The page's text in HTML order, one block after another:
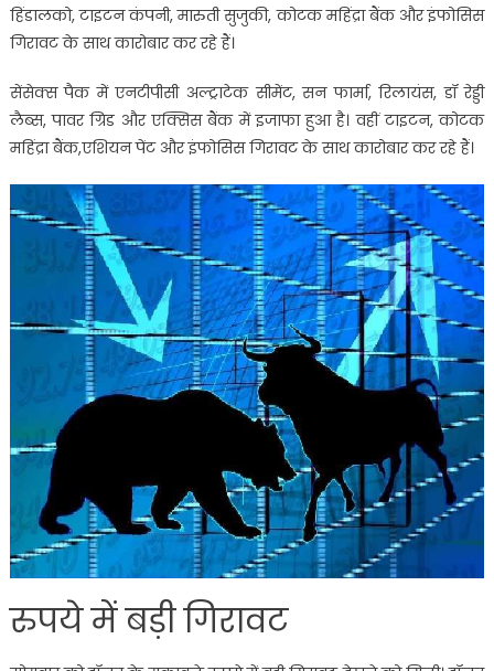
हिंडालको, टाइटन कंपनी, मारुती सुजुकी, कोटक महिंद्रा बैंक और इंफोसिस
गिरावट के साथ कारोबार कर रहे हैं।
सेंसेक्स पैक में एनटीपीसी अल्ट्राटेक सीमेंट, सन फार्मा, रिलायंस, डॉ रेड्डी
लैब्स, पावर ग्रिड और एक्सिस बैंक में इजाफा हुआ है। वहीं टाइटन, कोटक
महिंद्रा बैंक,एशियन पेंट और इंफोसिस गिरावट के साथ कारोबार कर रहे हैं।
रुपये में बड़ी गिरावट